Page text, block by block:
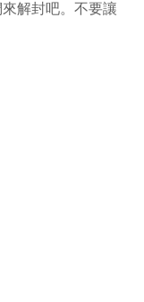
解封吧。不要讓